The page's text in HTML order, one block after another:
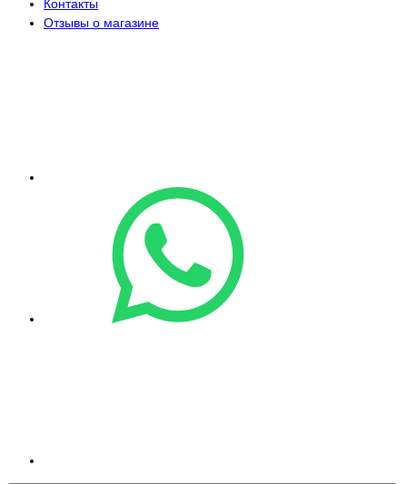
Контакты
Отзывы о магазине